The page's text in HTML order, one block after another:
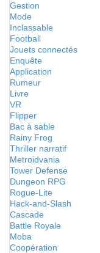
Gestion
Mode
Inclassable
Football
Jouets connectés
Enquête
Application
Rumeur
Livre
VR
Flipper
Bac à sable
Rainy Frog
Thriller narratif
Metroidvania
Tower Defense
Dungeon RPG
Rogue-Lite
Hack-and-Slash
Cascade
Battle Royale
Moba
Coopération